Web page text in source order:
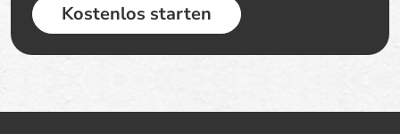
Kostenlos starten